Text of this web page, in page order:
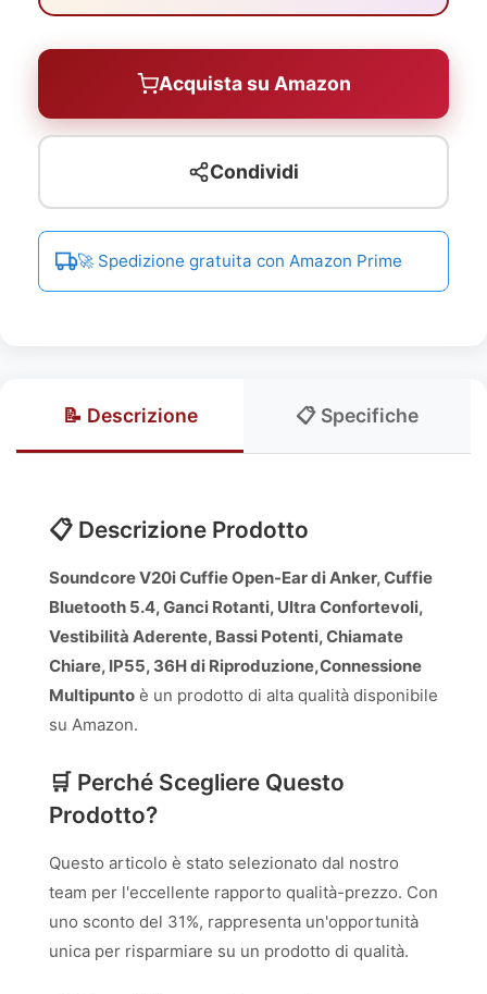
Acquista su Amazon
Condividi
🚀 Spedizione gratuita con Amazon Prime
📝 Descrizione 📋 Specifiche
📋 Descrizione Prodotto
Soundcore V20i Cuffie Open-Ear di Anker, Cuffie
Bluetooth 5.4, Ganci Rotanti, Ultra Confortevoli,
Vestibilità Aderente, Bassi Potenti, Chiamate
Chiare, IP55, 36H di Riproduzione,Connessione
Multipunto è un prodotto di alta qualità disponibile
su Amazon.
🛒 Perché Scegliere Questo
Prodotto?
Questo articolo è stato selezionato dal nostro
team per l'eccellente rapporto qualità-prezzo. Con
uno sconto del 31%, rappresenta un'opportunità
unica per risparmiare su un prodotto di qualità.